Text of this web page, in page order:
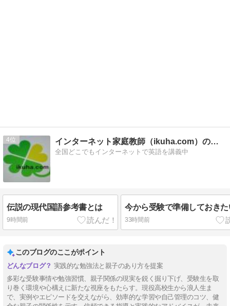
4 インターネット家庭教師（ikuha.com）のブログ
全国どこでもインターネットで英語を講義中
伝説の現代国語参考書とは
9時間前
今から受験で準備しておき
33時間前
このブログのここがポイント
実践的な勉強法と親子のあり方を提案
多彩な受験事情や勉強習慣、親子関係の現実を鋭く掘り下げ、受験生を取
り巻く環境や心構えに新たな視座をもたらす。現役高校生から浪人生ま
で、実例やエピソードを交えながら、効率的な学習や自己管理のコツ、健